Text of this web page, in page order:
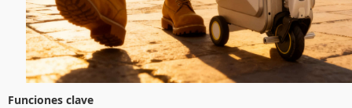
Funciones clave